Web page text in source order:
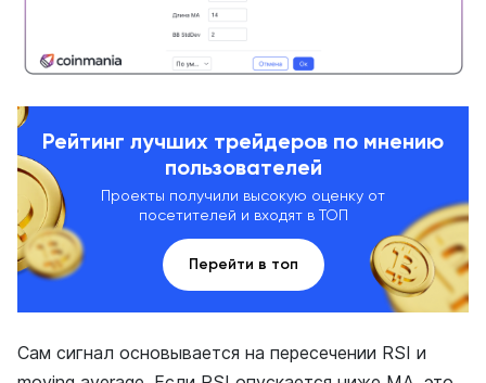
Рейтинг лучших трейдеров по мнению
пользователей
Проекты получили высокую оценку от
посетителей и входят в ТОП
Перейти в топ
Сам сигнал основывается на пересечении RSI и